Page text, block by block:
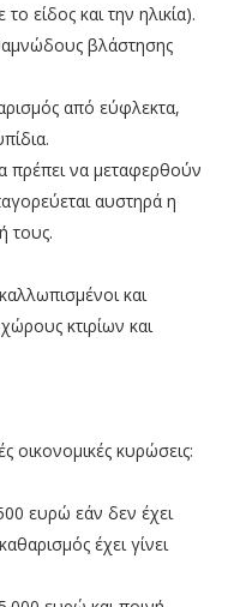
είδος και την ηλικία).
βλάστησης
από εύφλεκτα,
πρέπει να μεταφερθούν
αυστηρά η
τους.
και
κτιρίων και
κυρώσεις:
ευρώ εάν δεν έχει
έχει γίνει